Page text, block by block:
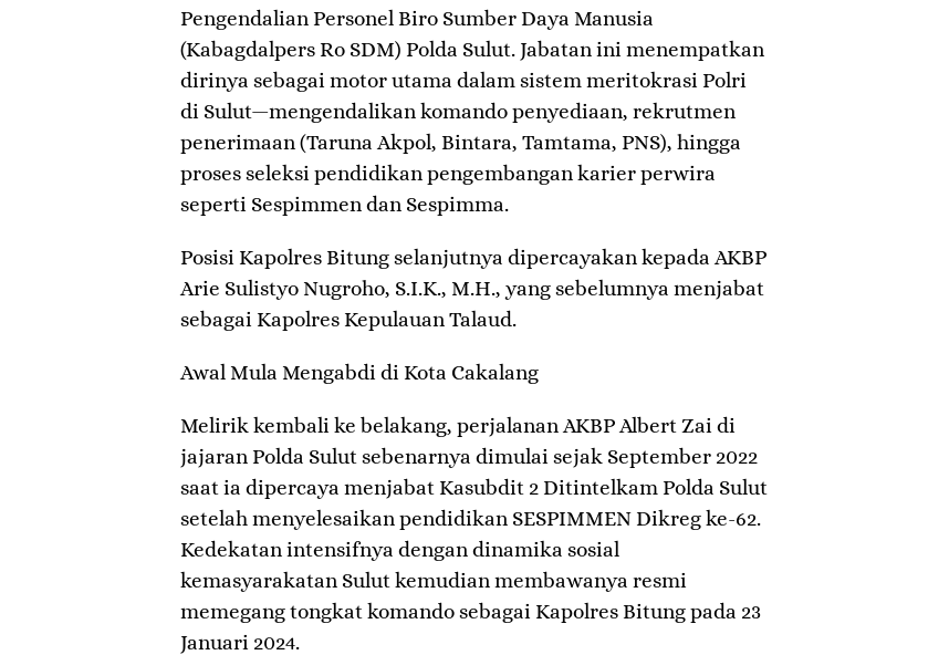
Pengendalian Personel Biro Sumber Daya Manusia
(Kabagdalpers Ro SDM) Polda Sulut. Jabatan ini menempatkan
dirinya sebagai motor utama dalam sistem meritokrasi Polri
di Sulut—mengendalikan komando penyediaan, rekrutmen
penerimaan (Taruna Akpol, Bintara, Tamtama, PNS), hingga
proses seleksi pendidikan pengembangan karier perwira
seperti Sespimmen dan Sespimma.
​Posisi Kapolres Bitung selanjutnya dipercayakan kepada AKBP
Arie Sulistyo Nugroho, S.I.K., M.H., yang sebelumnya menjabat
sebagai Kapolres Kepulauan Talaud.
​Awal Mula Mengabdi di Kota Cakalang
​Melirik kembali ke belakang, perjalanan AKBP Albert Zai di
jajaran Polda Sulut sebenarnya dimulai sejak September 2022
saat ia dipercaya menjabat Kasubdit 2 Ditintelkam Polda Sulut
setelah menyelesaikan pendidikan SESPIMMEN Dikreg ke-62.
Kedekatan intensifnya dengan dinamika sosial
kemasyarakatan Sulut kemudian membawanya resmi
memegang tongkat komando sebagai Kapolres Bitung pada 23
Januari 2024.